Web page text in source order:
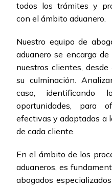
todos los trámites y
con el ámbito aduanero.
Nuestro equipo de
aduanero se encarga
nuestros clientes,
su culminación.
caso, identificando
oportunidades, para
efectivas y adaptadas a
de cada cliente.
En el ámbito de los
aduaneros, es
abogados